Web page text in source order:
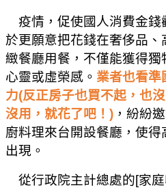
疫情，促使國人消費金
於更願意把花錢在奢侈品
緻餐廳用餐，不僅能獲得獨
心靈或虛榮感。 業者也看準
力(反正房子也買不起，也
沒用，就花了吧！ ) ，紛紛
廚料理來台開設餐廳，使
出現。
從行政院主計總處的[家